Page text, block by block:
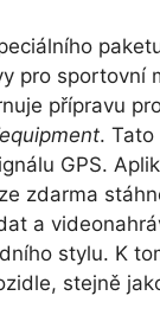
pro sportovní
přípravu
.
GPS.
zdarma
a
stylu. K
stejně